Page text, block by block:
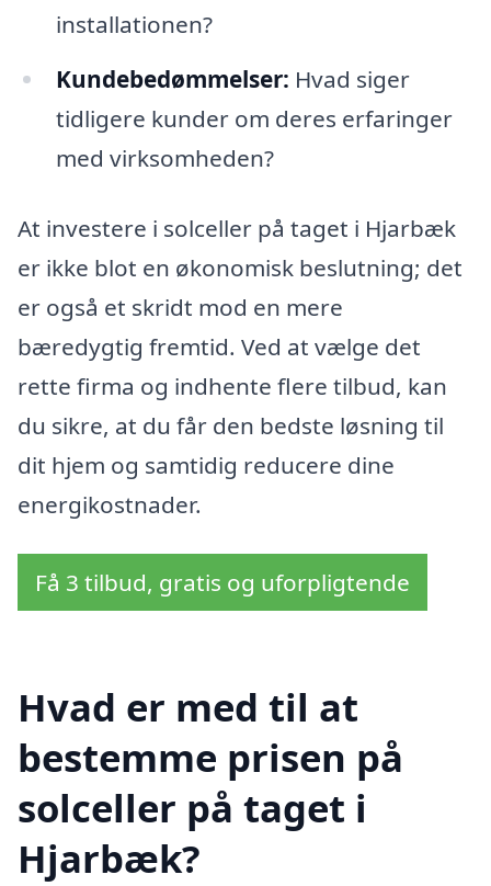
installationen?
Kundebedømmelser: Hvad siger
tidligere kunder om deres erfaringer
med virksomheden?
At investere i solceller på taget i Hjarbæk
er ikke blot en økonomisk beslutning; det
er også et skridt mod en mere
bæredygtig fremtid. Ved at vælge det
rette firma og indhente flere tilbud, kan
du sikre, at du får den bedste løsning til
dit hjem og samtidig reducere dine
energikostnader.
Få 3 tilbud, gratis og uforpligtende
Hvad er med til at
bestemme prisen på
solceller på taget i
Hjarbæk?